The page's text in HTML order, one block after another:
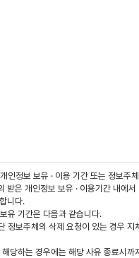
인정보 보유 · 이용 기간 또는 정보주
받은 개인정보 보유 · 이용기간 내에서
니다.
유 기간은 다음과 같습니다.
정보주체의 삭제 요청이 있는 경우 지
당하는 경우에는 해당 사유 종료시까